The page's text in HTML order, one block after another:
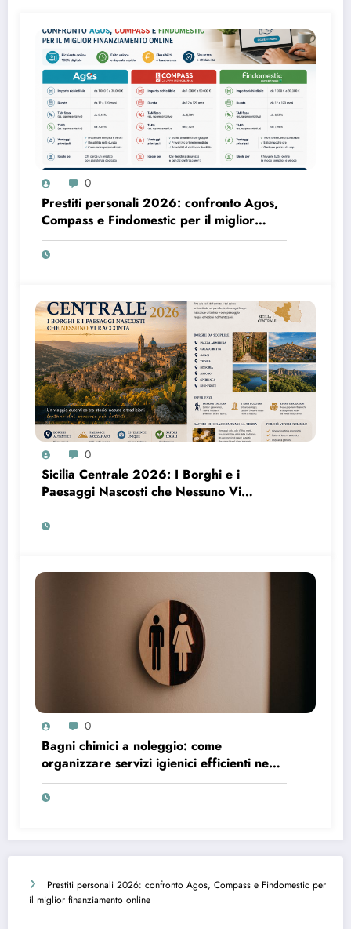
0
Prestiti personali 2026: confronto Agos,
Compass e Findomestic per il miglior
finanziamento online
0
Sicilia Centrale 2026: I Borghi e i
Paesaggi Nascosti che Nessuno Vi
Racconta
0
Bagni chimici a noleggio: come
organizzare servizi igienici efficienti negli
spazi temporanei
Prestiti personali 2026: confronto Agos, Compass e Findomestic per
il miglior finanziamento online